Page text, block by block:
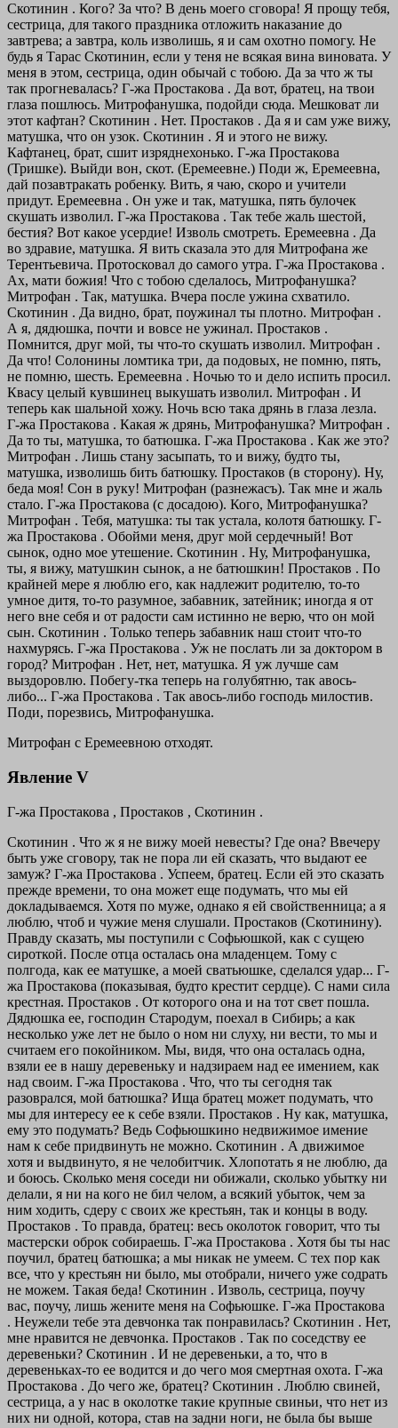
Скотинин . Кого? За что? В день моего сговора! Я прощу тебя,
сестрица, для такого праздника отложить наказание до
завтрева; а завтра, коль изволишь, я и сам охотно помогу. Не
будь я Тарас Скотинин, если у теня не всякая вина виновата. У
меня в этом, сестрица, один обычай с тобою. Да за что ж ты
так прогневалась? Г-жа Простакова . Да вот, братец, на твои
глаза пошлюсь. Митрофанушка, подойди сюда. Мешковат ли
этот кафтан? Скотинин . Нет. Простаков . Да я и сам уже вижу,
матушка, что он узок. Скотинин . Я и этого не вижу.
Кафтанец, брат, сшит изряднехонько. Г-жа Простакова
(Тришке). Выйди вон, скот. (Еремеевне.) Поди ж, Еремеевна,
дай позавтракать робенку. Вить, я чаю, скоро и учители
придут. Еремеевна . Он уже и так, матушка, пять булочек
скушать изволил. Г-жа Простакова . Так тебе жаль шестой,
бестия? Вот какое усердие! Изволь смотреть. Еремеевна . Да
во здравие, матушка. Я вить сказала это для Митрофана же
Терентьевича. Протосковал до самого утра. Г-жа Простакова .
Ах, мати божия! Что с тобою сделалось, Митрофанушка?
Митрофан . Так, матушка. Вчера после ужина схватило.
Скотинин . Да видно, брат, поужинал ты плотно. Митрофан .
А я, дядюшка, почти и вовсе не ужинал. Простаков .
Помнится, друг мой, ты что-то скушать изволил. Митрофан .
Да что! Солонины ломтика три, да подовых, не помню, пять,
не помню, шесть. Еремеевна . Ночью то и дело испить просил.
Квасу целый кувшинец выкушать изволил. Митрофан . И
теперь как шальной хожу. Ночь всю така дрянь в глаза лезла.
Г-жа Простакова . Какая ж дрянь, Митрофанушка? Митрофан .
Да то ты, матушка, то батюшка. Г-жа Простакова . Как же это?
Митрофан . Лишь стану засыпать, то и вижу, будто ты,
матушка, изволишь бить батюшку. Простаков (в сторону). Ну,
беда моя! Сон в руку! Митрофан (разнежасъ). Так мне и жаль
стало. Г-жа Простакова (с досадою). Кого, Митрофанушка?
Митрофан . Тебя, матушка: ты так устала, колотя батюшку. Г-
жа Простакова . Обойми меня, друг мой сердечный! Вот
сынок, одно мое утешение. Скотинин . Ну, Митрофанушка,
ты, я вижу, матушкин сынок, а не батюшкин! Простаков . По
крайней мере я люблю его, как надлежит родителю, то-то
умное дитя, то-то разумное, забавник, затейник; иногда я от
него вне себя и от радости сам истинно не верю, что он мой
сын. Скотинин . Только теперь забавник наш стоит что-то
нахмурясь. Г-жа Простакова . Уж не послать ли за доктором в
город? Митрофан . Нет, нет, матушка. Я уж лучше сам
выздоровлю. Побегу-тка теперь на голубятню, так авось-
либо... Г-жа Простакова . Так авось-либо господь милостив.
Поди, порезвись, Митрофанушка.
Митрофан с Еремеевною отходят.
Явление V
Г-жа Простакова , Простаков , Скотинин .
Скотинин . Что ж я не вижу моей невесты? Где она? Ввечеру
быть уже сговору, так не пора ли ей сказать, что выдают ее
замуж? Г-жа Простакова . Успеем, братец. Если ей это сказать
прежде времени, то она может еще подумать, что мы ей
докладываемся. Хотя по муже, однако я ей свойственница; а я
люблю, чтоб и чужие меня слушали. Простаков (Скотинину).
Правду сказать, мы поступили с Софьюшкой, как с сущею
сироткой. После отца осталась она младенцем. Тому с
полгода, как ее матушке, а моей сватьюшке, сделался удар... Г-
жа Простакова (показывая, будто крестит сердце). С нами сила
крестная. Простаков . От которого она и на тот свет пошла.
Дядюшка ее, господин Стародум, поехал в Сибирь; а как
несколько уже лет не было о ном ни слуху, ни вести, то мы и
считаем его покойником. Мы, видя, что она осталась одна,
взяли ее в нашу деревеньку и надзираем над ее имением, как
над своим. Г-жа Простакова . Что, что ты сегодня так
разоврался, мой батюшка? Ища братец может подумать, что
мы для интересу ее к себе взяли. Простаков . Ну как, матушка,
ему это подумать? Ведь Софьюшкино недвижимое имение
нам к себе придвинуть не можно. Скотинин . А движимое
хотя и выдвинуто, я не челобитчик. Хлопотать я не люблю, да
и боюсь. Сколько меня соседи ни обижали, сколько убытку ни
делали, я ни на кого не бил челом, а всякий убыток, чем за
ним ходить, сдеру с своих же крестьян, так и концы в воду.
Простаков . То правда, братец: весь околоток говорит, что ты
мастерски оброк собираешь. Г-жа Простакова . Хотя бы ты нас
поучил, братец батюшка; а мы никак не умеем. С тех пор как
все, что у крестьян ни было, мы отобрали, ничего уже содрать
не можем. Такая беда! Скотинин . Изволь, сестрица, поучу
вас, поучу, лишь жените меня на Софьюшке. Г-жа Простакова
. Неужели тебе эта девчонка так понравилась? Скотинин . Нет,
мне нравится не девчонка. Простаков . Так по соседству ее
деревеньки? Скотинин . И не деревеньки, а то, что в
деревеньках-то ее водится и до чего моя смертная охота. Г-жа
Простакова . До чего же, братец? Скотинин . Люблю свиней,
сестрица, а у нас в околотке такие крупные свиньи, что нет из
них ни одной, котора, став на задни ноги, не была бы выше